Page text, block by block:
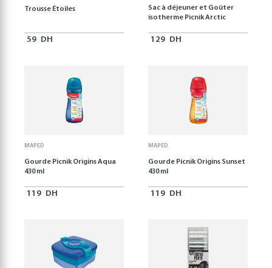
Trousse Étoiles
59 DH
Sac à déjeuner et Goûter
isotherme Picnik Arctic
129 DH
MAPED
Gourde Picnik Origins Aqua
430 ml
119 DH
MAPED
Gourde Picnik Origins Sunset
430 ml
119 DH